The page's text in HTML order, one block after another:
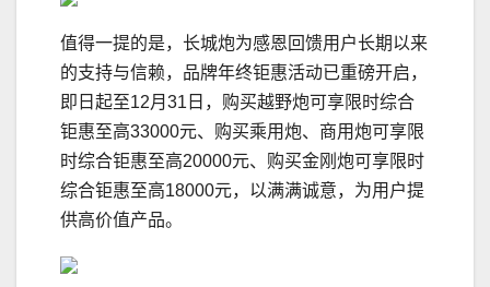
值得一提的是，长城炮为感恩回馈用户长期以来
的支持与信赖，品牌年终钜惠活动已重磅开启，
即日起至12月31日，购买越野炮可享限时综合
钜惠至高33000元、购买乘用炮、商用炮可享限
时综合钜惠至高20000元、购买金刚炮可享限时
综合钜惠至高18000元，以满满诚意，为用户提
供高价值产品。